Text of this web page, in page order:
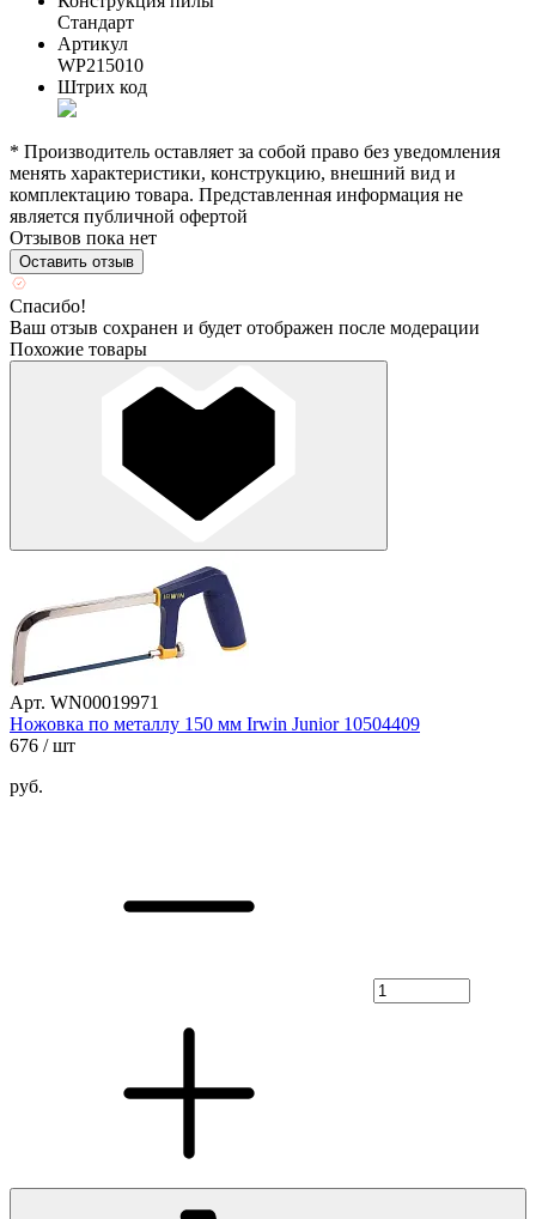
Стандарт
Артикул
WP215010
Штрих код
* Производитель оставляет за собой право без уведомления
менять характеристики, конструкцию, внешний вид и
комплектацию товара. Представленная информация не
является публичной офертой
Отзывов пока нет
Оставить отзыв
Спасибо!
Ваш отзыв сохранен и будет отображен после модерации
Похожие товары
Арт. WN00019971
Ножовка по металлу 150 мм Irwin Junior 10504409
676 / шт
руб.